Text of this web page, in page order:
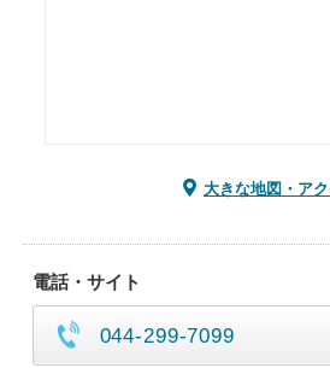
大きな地図・ア
電話・サイト
044-299-7099